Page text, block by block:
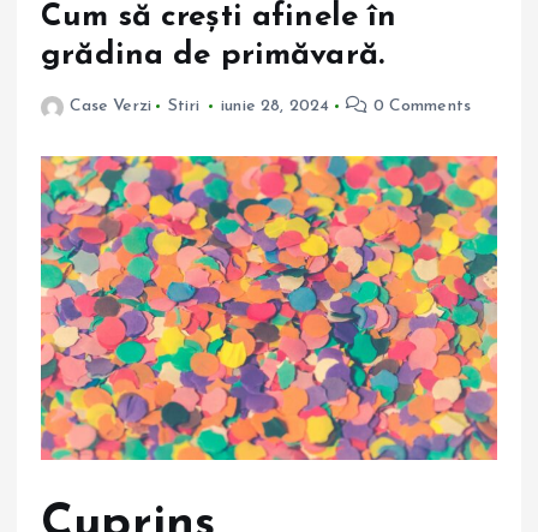
Cum să crești afinele în
grădina de primăvară.
Case Verzi Stiri iunie 28, 2024 0 Comments